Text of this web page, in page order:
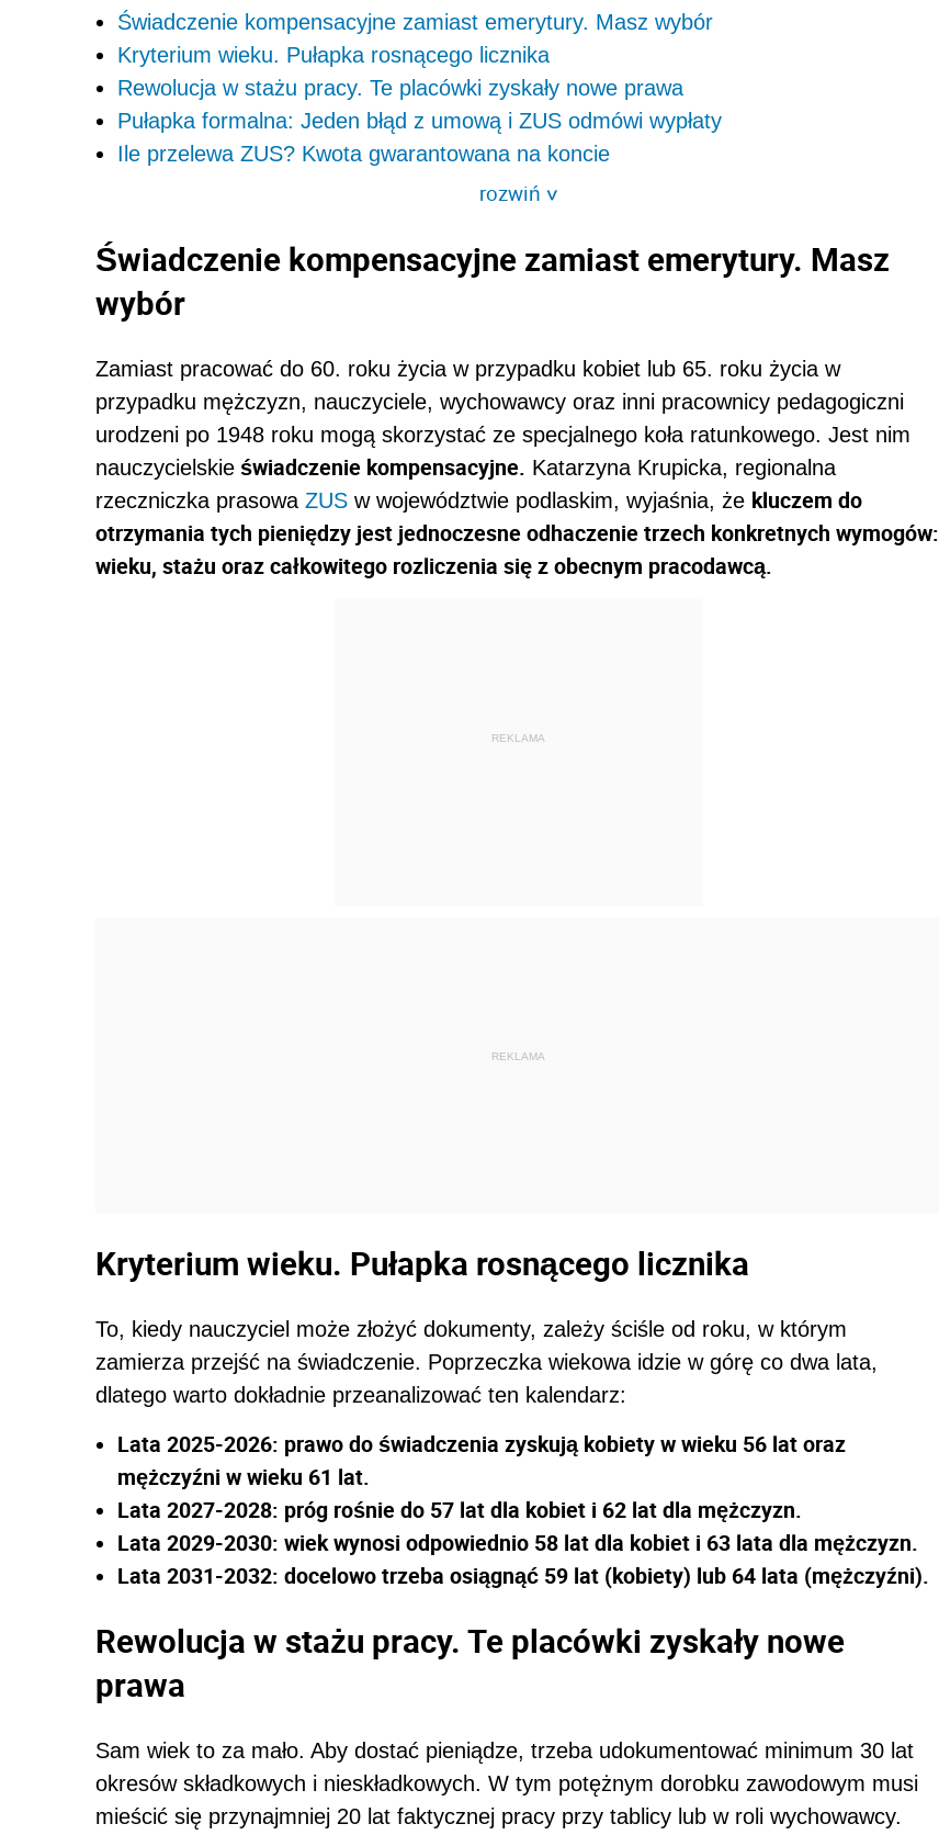
Świadczenie kompensacyjne zamiast emerytury. Masz wybór
Kryterium wieku. Pułapka rosnącego licznika
Rewolucja w stażu pracy. Te placówki zyskały nowe prawa
Pułapka formalna: Jeden błąd z umową i ZUS odmówi wypłaty
Ile przelewa ZUS? Kwota gwarantowana na koncie
rozwiń>
Świadczenie kompensacyjne zamiast emerytury. Masz
wybór
Zamiast pracować do 60. roku życia w przypadku kobiet lub 65. roku życia w
przypadku mężczyzn, nauczyciele, wychowawcy oraz inni pracownicy pedagogiczni
urodzeni po 1948 roku mogą skorzystać ze specjalnego koła ratunkowego. Jest nim
nauczycielskie świadczenie kompensacyjne. Katarzyna Krupicka, regionalna
rzeczniczka prasowa ZUS w województwie podlaskim, wyjaśnia, że kluczem do
otrzymania tych pieniędzy jest jednoczesne odhaczenie trzech konkretnych wymogów:
wieku, stażu oraz całkowitego rozliczenia się z obecnym pracodawcą.
REKLAMA
REKLAMA
Kryterium wieku. Pułapka rosnącego licznika
To, kiedy nauczyciel może złożyć dokumenty, zależy ściśle od roku, w którym
zamierza przejść na świadczenie. Poprzeczka wiekowa idzie w górę co dwa lata,
dlatego warto dokładnie przeanalizować ten kalendarz:
Lata 2025-2026: prawo do świadczenia zyskują kobiety w wieku 56 lat oraz
mężczyźni w wieku 61 lat.
Lata 2027-2028: próg rośnie do 57 lat dla kobiet i 62 lat dla mężczyzn.
Lata 2029-2030: wiek wynosi odpowiednio 58 lat dla kobiet i 63 lata dla mężczyzn.
Lata 2031-2032: docelowo trzeba osiągnąć 59 lat (kobiety) lub 64 lata (mężczyźni).
Rewolucja w stażu pracy. Te placówki zyskały nowe
prawa
Sam wiek to za mało. Aby dostać pieniądze, trzeba udokumentować minimum 30 lat
okresów składkowych i nieskładkowych. W tym potężnym dorobku zawodowym musi
mieścić się przynajmniej 20 lat faktycznej pracy przy tablicy lub w roli wychowawcy.